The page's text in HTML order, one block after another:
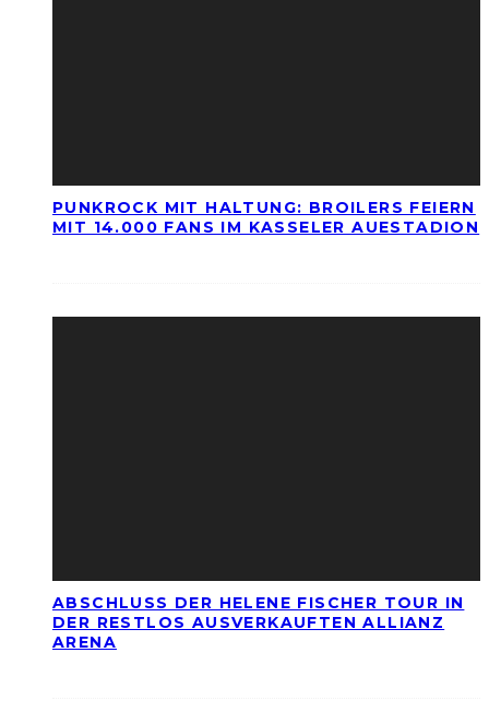
PUNKROCK MIT HALTUNG: BROILERS FEIERN
MIT 14.000 FANS IM KASSELER AUESTADION
ABSCHLUSS DER HELENE FISCHER TOUR IN
DER RESTLOS AUSVERKAUFTEN ALLIANZ
ARENA